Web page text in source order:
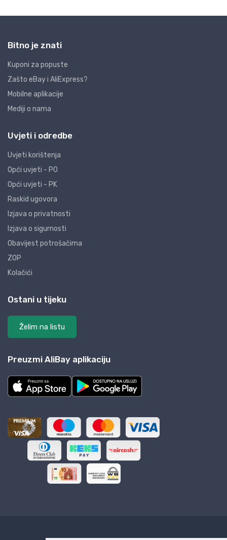
Bitno je znati
Kuponi za popuste
Zašto eBay i AliExpress?
Mobilne aplikacije
Mediji o nama
Uvjeti i odredbe
Uvjeti korištenja
Opći uvjeti - PO
Opći uvjeti - PK
Raskid ugovora
Izjava o privatnosti
Izjava o sigurnosti
Obavijest potrošačima
ZOP
Kolačići
Ostani u tijeku
Želim na listu
Preuzmi AliBay aplikaciju